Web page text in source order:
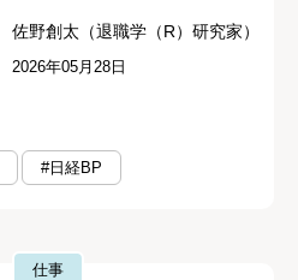
佐野創太（退職学（R）研究家）
2026年05月28日
#日経BP
仕事